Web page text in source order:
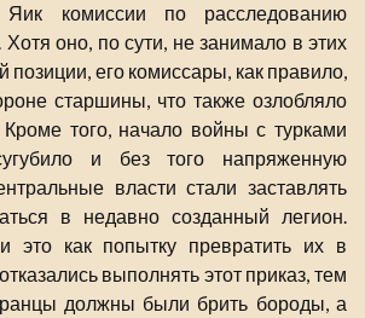
комиссии по расследованию
Хотя оно, по сути, не занимало в этих
позиции, его комиссары, как правило,
старшины, что также озлобляло
Кроме того, начало войны с турками
и без того напряженную
власти стали заставлять
в недавно созданный легион.
это как попытку превратить их в
выполнять этот приказ, тем
должны были брить бороды, а